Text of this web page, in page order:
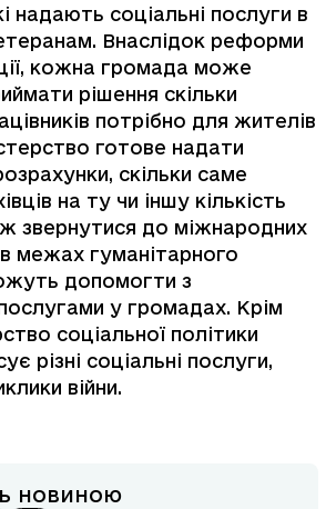
надають соціальні послуги в
Внаслідок реформи
кожна громада може
рішення скільки
потрібно для жителів
готове надати
скільки саме
на ту чи іншу кількість
звернутися до міжнародних
в межах гуманітарного
допомогти з
у громадах. Крім
соціальної політики
різні соціальні послуги,
війни.
новиною